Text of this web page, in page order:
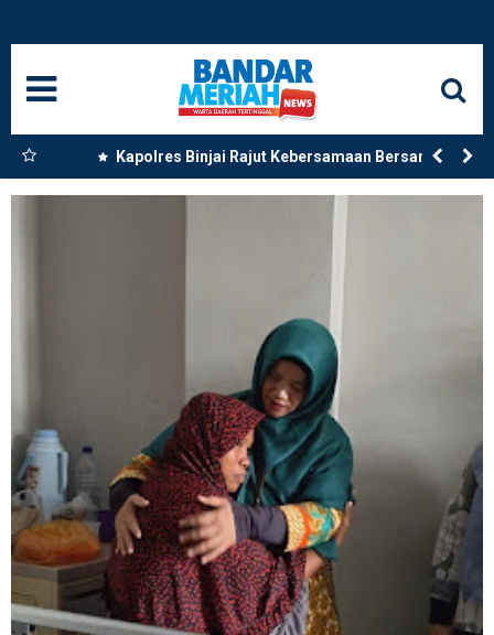
Kapolres Binjai Rajut Kebersamaan Bersama
Komunitas Ojek Online Kota Binjai
NASIONAL
SUMUT
MEDAN
ADVETORIAL
REDAKSI